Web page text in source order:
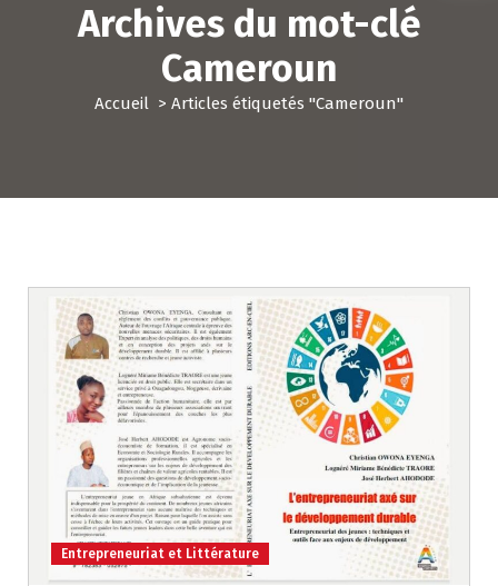
Archives du mot-clé
Cameroun
Accueil > Articles étiquetés "Cameroun"
Entrepreneuriat et Littérature